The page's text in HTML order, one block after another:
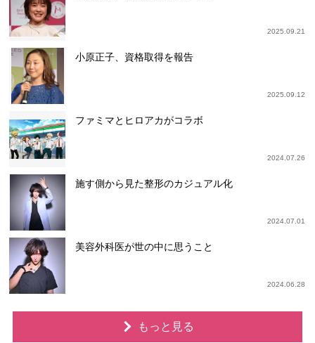
2025.09.21
小原正子、資格取得を報告
2025.09.12
ファミマとヒロアカがコラボ
2024.07.26
施す側から見た整形のカジュアル化
2024.07.01
美容外科医が世の中に思うこと
2024.06.28
もっと見る